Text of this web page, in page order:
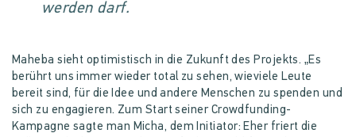
werden darf.
Maheba sieht optimistisch in die Zukunft des Projekts. „Es
berührt uns immer wieder total zu sehen, wieviele Leute
bereit sind, für die Idee und andere Menschen zu spenden und
sich zu engagieren. Zum Start seiner Crowdfunding-
Kampagne sagte man Micha, dem Initiator: Eher friert die